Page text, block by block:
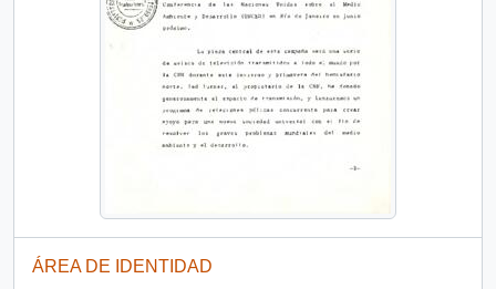
ÁREA DE IDENTIDAD